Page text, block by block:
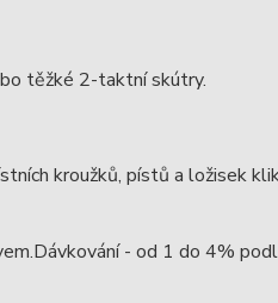
těžké 2-taktní skútry.
kroužků, pístů a ložisek
- od 1 do 4%